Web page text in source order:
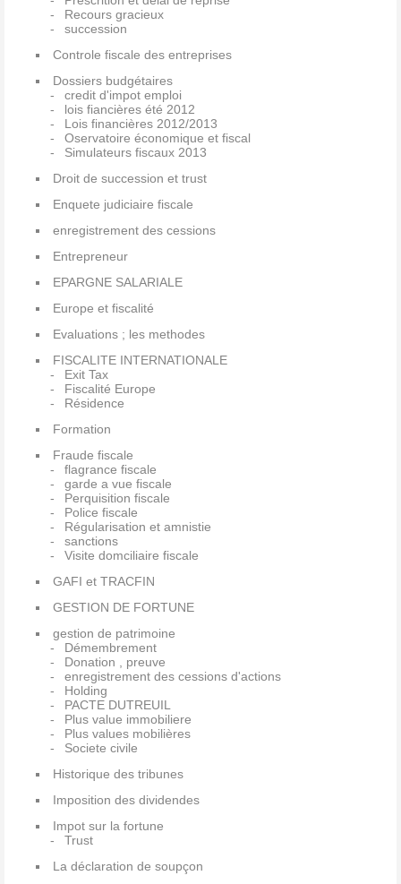
Recours gracieux
succession
Controle fiscale des entreprises
Dossiers budgétaires
credit d'impot emploi
lois fiancières été 2012
Lois financières 2012/2013
Oservatoire économique et fiscal
Simulateurs fiscaux 2013
Droit de succession et trust
Enquete judiciaire fiscale
enregistrement des cessions
Entrepreneur
EPARGNE SALARIALE
Europe et fiscalité
Evaluations ; les methodes
FISCALITE INTERNATIONALE
Exit Tax
Fiscalité Europe
Résidence
Formation
Fraude fiscale
flagrance fiscale
garde a vue fiscale
Perquisition fiscale
Police fiscale
Régularisation et amnistie
sanctions
Visite domciliaire fiscale
GAFI et TRACFIN
GESTION DE FORTUNE
gestion de patrimoine
Démembrement
Donation , preuve
enregistrement des cessions d'actions
Holding
PACTE DUTREUIL
Plus value immobiliere
Plus values mobilières
Societe civile
Historique des tribunes
Imposition des dividendes
Impot sur la fortune
Trust
La déclaration de soupçon